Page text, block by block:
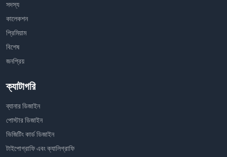
সদস্য
কালেকশন
প্রিমিয়াম
বিশেষ
জনপ্রিয়
ক্যাটাগরি
ব্যানার ডিজাইন
পোস্টার ডিজাইন
ভিজিটিং কার্ড ডিজাইন
টাইপোগ্রাফি এবং ক্যালিগ্রাফি